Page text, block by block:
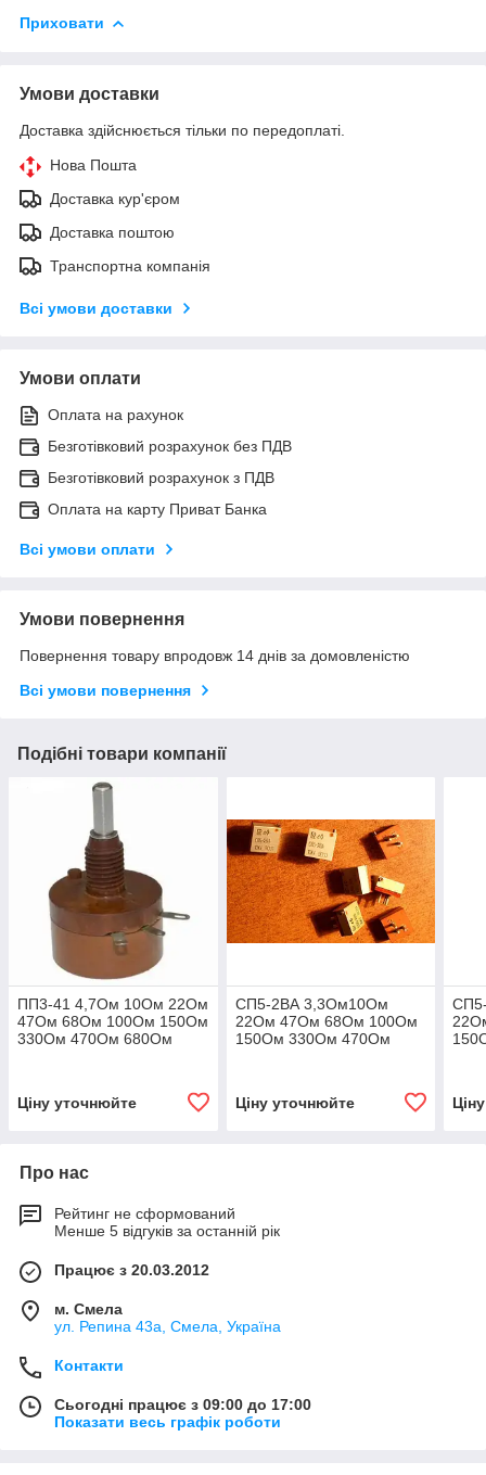
Приховати
Умови доставки
Доставка здійснюється тільки по передоплаті.
Нова Пошта
Доставка кур'єром
Доставка поштою
Транспортна компанія
Всі умови доставки
Умови оплати
Оплата на рахунок
Безготівковий розрахунок без ПДВ
Безготівковий розрахунок з ПДВ
Оплата на карту Приват Банка
Всі умови оплати
Умови повернення
Повернення товару впродовж 14 днів за домовленістю
Всі умови повернення
Подібні товари компанії
ПП3-41 4,7Ом 10Ом 22Ом
47Ом 68Ом 100Ом 150Ом
330Ом 470Ом 680Ом
Ціну уточнюйте
СП5-2ВА 3,3Ом10Ом
22Ом 47Ом 68Ом 100Ом
150Ом 330Ом 470Ом
22кОм
Ціну уточнюйте
Про нас
Рейтинг не сформований
Менше 5 відгуків за останній рік
Працює з 20.03.2012
м. Смела
ул. Репина 43а, Смела, Україна
Контакти
Сьогодні працює з 09:00 до 17:00
Показати весь графік роботи